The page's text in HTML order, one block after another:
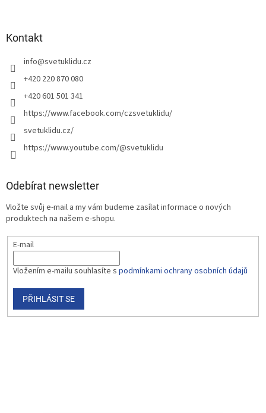
Kontakt
info@svetuklidu.cz
+420 220 870 080
+420 601 501 341
https://www.facebook.com/czsvetuklidu/
svetuklidu.cz/
https://www.youtube.com/@svetuklidu
Odebírat newsletter
Vložte svůj e-mail a my vám budeme zasílat informace o nových
produktech na našem e-shopu.
E-mail
Vložením e-mailu souhlasíte s podmínkami ochrany osobních údajů
PŘIHLÁSIT SE